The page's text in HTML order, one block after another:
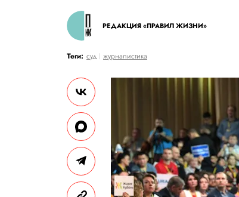
РЕДАКЦИЯ «ПРАВИЛ ЖИЗНИ»
Теги: суд журналистика